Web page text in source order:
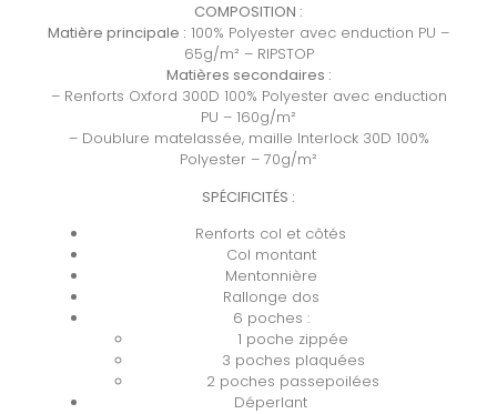
COMPOSITION :
Matière principale : 100% Polyester avec enduction PU –
65g/m² – RIPSTOP
Matières secondaires :
– Renforts Oxford 300D 100% Polyester avec enduction
PU – 160g/m²
– Doublure matelassée, maille Interlock 30D 100%
Polyester – 70g/m²
SPÉCIFICITÉS :
Renforts col et côtés
Col montant
Mentonnière
Rallonge dos
6 poches :
1 poche zippée
3 poches plaquées
2 poches passepoilées
Déperlant